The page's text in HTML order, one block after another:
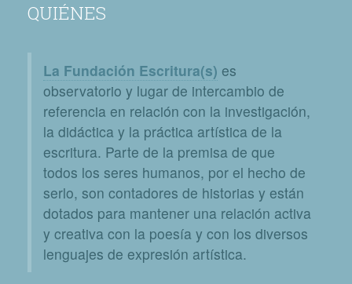
QUIÉNES
La Fundación Escritura(s) es
observatorio y lugar de intercambio de
referencia en relación con la investigación,
la didáctica y la práctica artística de la
escritura. Parte de la premisa de que
todos los seres humanos, por el hecho de
serlo, son contadores de historias y están
dotados para mantener una relación activa
y creativa con la poesía y con los diversos
lenguajes de expresión artística.